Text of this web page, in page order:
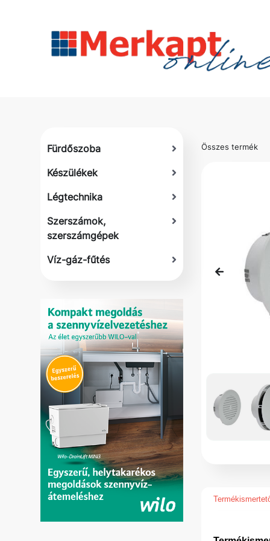
Fürdőszoba
Készülékek
Légtechnika
Szerszámok,
szerszámgépek
Víz-gáz-fűtés
Összes termék